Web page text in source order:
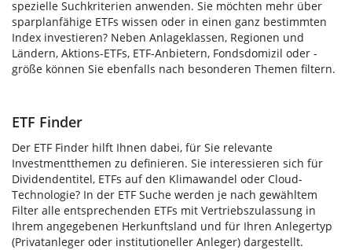
spezielle Suchkriterien anwenden. Sie möchten mehr über
sparplanfähige ETFs wissen oder in einen ganz bestimmten
Index investieren? Neben Anlageklassen, Regionen und
Ländern, Aktions-ETFs, ETF-Anbietern, Fondsdomizil oder -
größe können Sie ebenfalls nach besonderen Themen filtern.
ETF Finder
Der ETF Finder hilft Ihnen dabei, für Sie relevante
Investmentthemen zu definieren. Sie interessieren sich für
Dividendentitel, ETFs auf den Klimawandel oder Cloud-
Technologie? In der ETF Suche werden je nach gewähltem
Filter alle entsprechenden ETFs mit Vertriebszulassung in
Ihrem angegebenen Herkunftsland und für Ihren Anlegertyp
(Privatanleger oder institutioneller Anleger) dargestellt.